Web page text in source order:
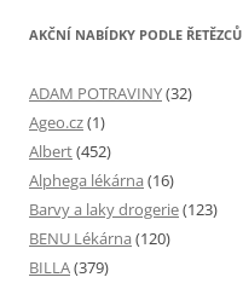
AKČNÍ NABÍDKY PODLE ŘETĚZCŮ
ADAM POTRAVINY(32)
Ageo.cz(1)
Albert(452)
Alphega lékárna (16)
Barvy a laky drogerie(123)
BENU Lékárna (120)
BILLA(379)